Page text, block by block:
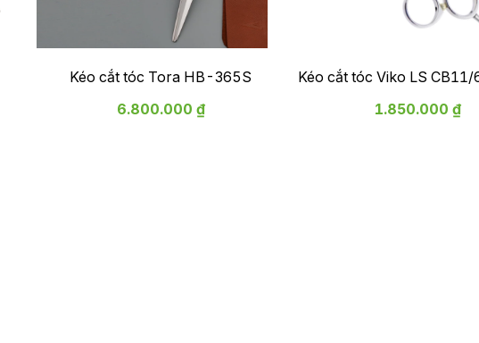
Kéo cắt tóc Tora HB-365S
6.800.000 ₫
Kéo cắt tóc Viko LS CB11/6.0
hành 2 năm
1.850.000 ₫